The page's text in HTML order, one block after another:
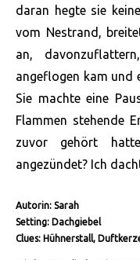
daran hegte sie
vom Nestrand,
an,
angeflogen kam und
Sie machte eine
Flammen stehende
zuvor gehört
angezündet? Ich
Autorin: Sarah
Setting: Dachgiebel
Clues: Hühnerstall,